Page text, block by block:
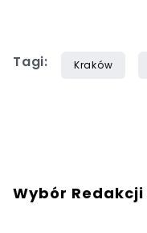
Tagi: Kraków
Wybór Redakcji